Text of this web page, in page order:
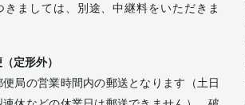
きましては、別途、中継料をいただきま
定形外）
便局の営業時間内の郵送となります（土日